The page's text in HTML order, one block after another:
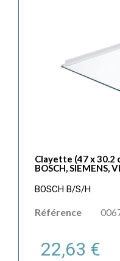
Clayette (47 x
BOSCH, SIEMENS,
BOSCH B/S/H
Référence
22,63 €